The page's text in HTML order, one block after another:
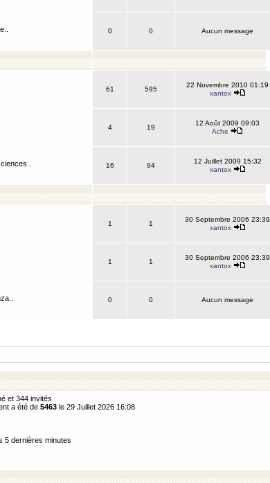
0 0 Aucun message
61 595
22 Novembre 2010 01:19
xantox
4 19
12 Août 2009 09:03
Ache
16 94
12 Juillet 2009 15:32
xantox
1 1
30 Septembre 2006 23:39
xantox
1 1
30 Septembre 2006 23:39
xantox
0 0 Aucun message
et 344 invités
a été de 5463 le 29 Juillet 2026 16:08
5 dernières minutes